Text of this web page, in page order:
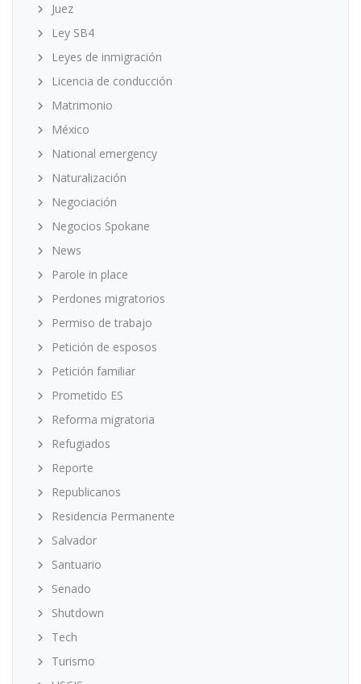
Juez
Ley SB4
Leyes de inmigración
Licencia de conducción
Matrimonio
México
National emergency
Naturalización
Negociación
Negocios Spokane
News
Parole in place
Perdones migratorios
Permiso de trabajo
Petición de esposos
Petición familiar
Prometido ES
Reforma migratoria
Refugiados
Reporte
Republicanos
Residencia Permanente
Salvador
Santuario
Senado
Shutdown
Tech
Turismo